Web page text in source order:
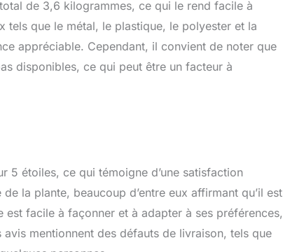
prêts à vous aider
de 3,6 kilogrammes, ce qui le rend facile à
tels que le métal, le plastique, le polyester et la
appréciable. Cependant, il convient de noter que
disponibles, ce qui peut être un facteur à
5 étoiles, ce qui témoigne d’une satisfaction
la plante, beaucoup d’entre eux affirmant qu’il est
facile à façonner et à adapter à ses préférences,
mentionnent des défauts de livraison, tels que